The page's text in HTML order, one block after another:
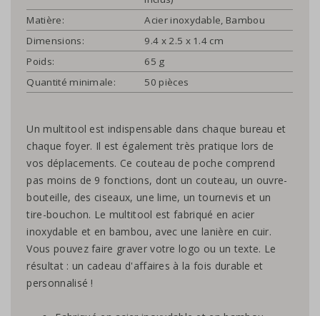
Matière:
Acier inoxydable, Bambou
Dimensions:
9.4 x 2.5 x 1.4 cm
Poids:
65 g
Quantité minimale:
50 pièces
Un multitool est indispensable dans chaque bureau et
chaque foyer. Il est également très pratique lors de
vos déplacements. Ce couteau de poche comprend
pas moins de 9 fonctions, dont un couteau, un ouvre-
bouteille, des ciseaux, une lime, un tournevis et un
tire-bouchon. Le multitool est fabriqué en acier
inoxydable et en bambou, avec une lanière en cuir.
Vous pouvez faire graver votre logo ou un texte. Le
résultat : un cadeau d'affaires à la fois durable et
personnalisé !